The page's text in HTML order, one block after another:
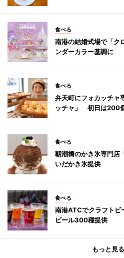
食べる
南港の結婚式場で「
ンダーカラー基調に
食べる
弁天町にフォカッチャ
ッチャ」 初日は200
食べる
朝潮橋のかき氷専門
いだかき氷提供
食べる
南港ATCでクラフト
ビール300種提供
もっと見る